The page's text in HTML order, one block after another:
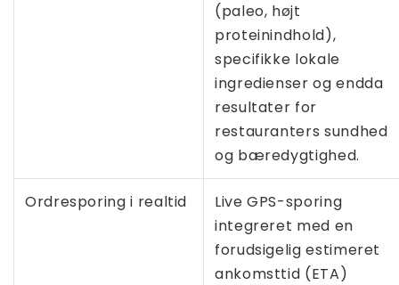
(paleo, højt
proteinindhold),
specifikke lokale
ingredienser og endda
resultater for
restauranters sundhed
og bæredygtighed.
Ordresporing i realtid
Live GPS-sporing
integreret med en
forudsigelig estimeret
ankomsttid (ETA)